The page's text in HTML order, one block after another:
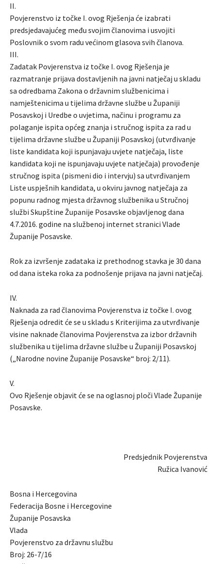
II.
Povjerenstvo iz točke I. ovog Rješenja će izabrati
predsjedavajućeg među svojim članovima i usvojiti
Poslovnik o svom radu većinom glasova svih članova.
III.
Zadatak Povjerenstva iz točke I. ovog Rješenja je
razmatranje prijava dostavljenih na javni natječaj u skladu
sa odredbama Zakona o državnim službenicima i
namještenicima u tijelima državne službe u Županiji
Posavskoj i Uredbe o uvjetima, načinu i programu za
polaganje ispita općeg znanja i stručnog ispita za rad u
tijelima državne službe u Županiji Posavskoj (utvrđivanje
liste kandidata koji ispunjavaju uvjete natječaja, liste
kandidata koji ne ispunjavaju uvjete natječaja) provođenje
stručnog ispita (pismeni dio i intervju) sa utvrđivanjem
Liste uspješnih kandidata, u okviru javnog natječaja za
popunu radnog mjesta državnog službenika u Stručnoj
službi Skupštine Županije Posavske objavljenog dana
4.7.2016. godine na službenoj internet stranici Vlade
Županije Posavske.
Rok za izvršenje zadataka iz prethodnog stavka je 30 dana
od dana isteka roka za podnošenje prijava na javni natječaj.
IV.
Naknada za rad članovima Povjerenstva iz točke I. ovog
Rješenja odredit će se u skladu s Kriterijima za utvrđivanje
visine naknade članovima Povjerenstva za izbor državnih
službenika u tijelima državne službe u Županiji Posavskoj
(„Narodne novine Županije Posavske“ broj: 2/11).
V.
Ovo Rješenje objavit će se na oglasnoj ploči Vlade Županije
Posavske.
Predsjednik Povjerenstva
Ružica Ivanović
Bosna i Hercegovina
Federacija Bosne i Hercegovine
Županije Posavska
Vlada
Povjerenstvo za državnu službu
Broj: 26-7/16